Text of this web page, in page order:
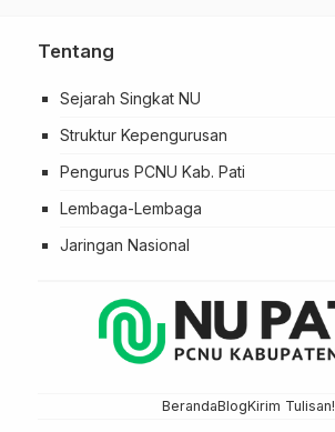
Tentang
Sejarah Singkat NU
Struktur Kepengurusan
Pengurus PCNU Kab. Pati
Lembaga-Lembaga
Jaringan Nasional
BerandaBlogKirim Tulisan!